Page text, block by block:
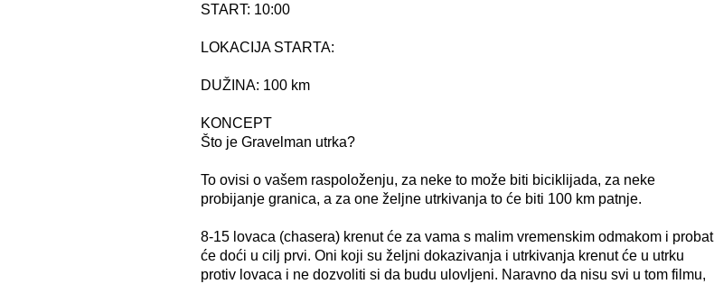
START: 10:00
LOKACIJA STARTA:
DUŽINA: 100 km
KONCEPT
Što je Gravelman utrka?
To ovisi o vašem raspoloženju, za neke to može biti biciklijada, za neke
probijanje granica, a za one željne utrkivanja to će biti 100 km patnje.
8-15 lovaca (chasera) krenut će za vama s malim vremenskim odmakom i probat
će doći u cilj prvi. Oni koji su željni dokazivanja i utrkivanja krenut će u utrku
protiv lovaca i ne dozvoliti si da budu ulovljeni. Naravno da nisu svi u tom filmu,